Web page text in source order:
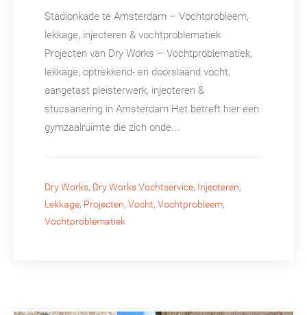
Stadionkade te Amsterdam – Vochtprobleem,
lekkage, injecteren & vochtproblematiek
Projecten van Dry Works – Vochtproblematiek,
lekkage, optrekkend- en doorslaand vocht,
aangetast pleisterwerk, injecteren &
stucsanering in Amsterdam Het betreft hier een
gymzaalruimte die zich onde...
Dry Works, Dry Works Vochtservice, Injecteren,
Lekkage, Projecten, Vocht, Vochtprobleem,
Vochtproblematiek